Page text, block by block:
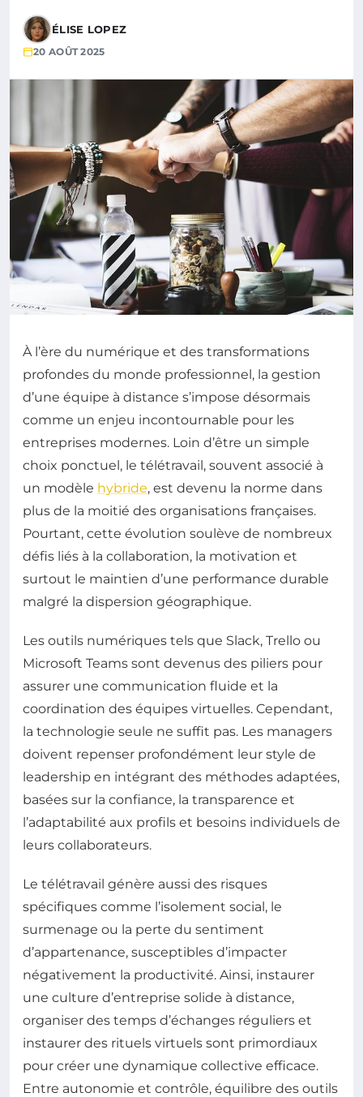
ÉLISE LOPEZ
20 AOÛT 2025
À l’ère du numérique et des transformations
profondes du monde professionnel, la gestion
d’une équipe à distance s’impose désormais
comme un enjeu incontournable pour les
entreprises modernes. Loin d’être un simple
choix ponctuel, le télétravail, souvent associé à
un modèle hybride, est devenu la norme dans
plus de la moitié des organisations françaises.
Pourtant, cette évolution soulève de nombreux
défis liés à la collaboration, la motivation et
surtout le maintien d’une performance durable
malgré la dispersion géographique.
Les outils numériques tels que Slack, Trello ou
Microsoft Teams sont devenus des piliers pour
assurer une communication fluide et la
coordination des équipes virtuelles. Cependant,
la technologie seule ne suffit pas. Les managers
doivent repenser profondément leur style de
leadership en intégrant des méthodes adaptées,
basées sur la confiance, la transparence et
l’adaptabilité aux profils et besoins individuels de
leurs collaborateurs.
Le télétravail génère aussi des risques
spécifiques comme l’isolement social, le
surmenage ou la perte du sentiment
d’appartenance, susceptibles d’impacter
négativement la productivité. Ainsi, instaurer
une culture d’entreprise solide à distance,
organiser des temps d’échanges réguliers et
instaurer des rituels virtuels sont primordiaux
pour créer une dynamique collective efficace.
Entre autonomie et contrôle, équilibre des outils